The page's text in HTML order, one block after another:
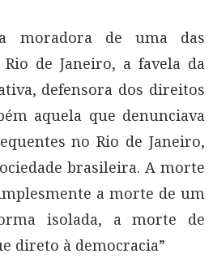
moradora de uma das
de Janeiro, a favela da
defensora dos direitos
aquela que denunciava
no Rio de Janeiro,
brasileira. A morte
a morte de um
isolada, a morte de
direto à democracia”